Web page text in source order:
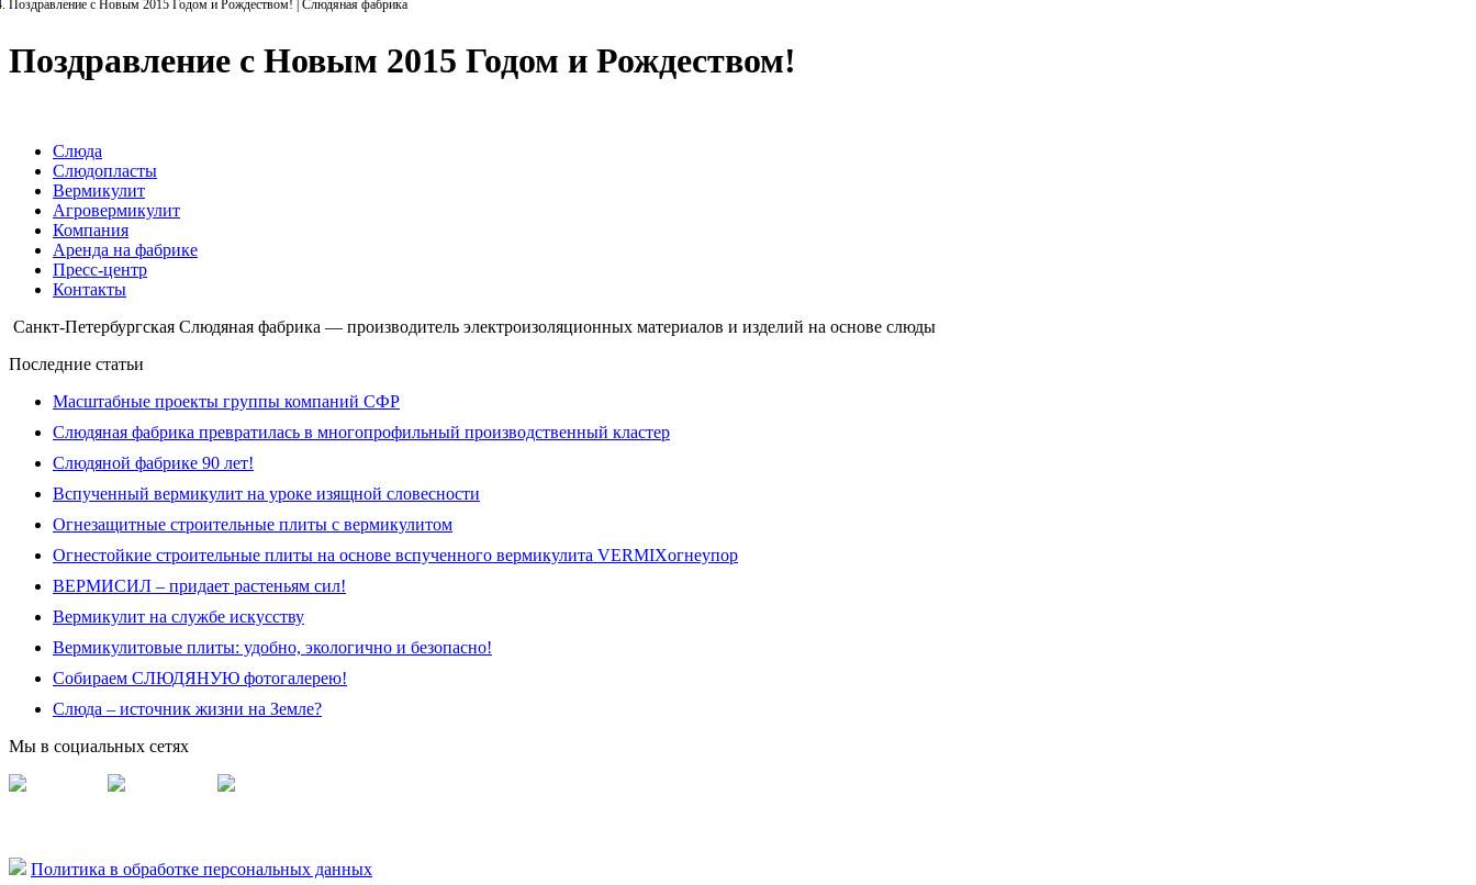
Поздравление с Новым 2015 Годом и Рождеством! | Слюдяная фабрика
Поздравление с Новым 2015 Годом и Рождеством!
Слюда
Слюдопласты
Вермикулит
Агровермикулит
Компания
Аренда на фабрике
Пресс-центр
Контакты
Санкт-Петербургская Слюдяная фабрика — производитель электроизоляционных материалов и изделий на основе слюды
Последние статьи
Масштабные проекты группы компаний СФР
Слюдяная фабрика превратилась в многопрофильный производственный кластер
Слюдяной фабрике 90 лет!
Вспученный вермикулит на уроке изящной словесности
Огнезащитные строительные плиты с вермикулитом
Огнестойкие строительные плиты на основе вспученного вермикулита VERMIXогнеупор
ВЕРМИСИЛ – придает растеньям сил!
Вермикулит на службе искусству
Вермикулитовые плиты: удобно, экологично и безопасно!
Собираем СЛЮДЯНУЮ фотогалерею!
Слюда – источник жизни на Земле?
Мы в социальных сетях
Политика в обработке персональных данных